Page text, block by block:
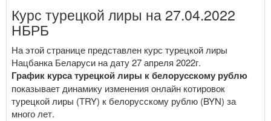
Курс турецкой лиры на 27.04.2022
НБРБ
На этой странице представлен курс турецкой лиры
Нацбанка Беларуси на дату 27 апреля 2022г.
График курса турецкой лиры к белорусскому рублю
показывает динамику изменения онлайн котировок
турецкой лиры (TRY) к белорусскому рублю (BYN) за
много лет.